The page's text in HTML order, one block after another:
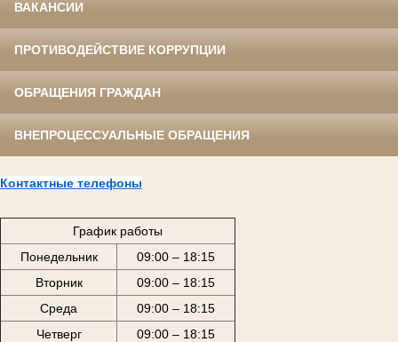
ВАКАНСИИ
ПРОТИВОДЕЙСТВИЕ КОРРУПЦИИ
ОБРАЩЕНИЯ ГРАЖДАН
ВНЕПРОЦЕССУАЛЬНЫЕ ОБРАЩЕНИЯ
Контактные телефоны
График работы
Понедельник
09:00 – 18:15
Вторник
09:00 – 18:15
Среда
09:00 – 18:15
Четверг
09:00 – 18:15